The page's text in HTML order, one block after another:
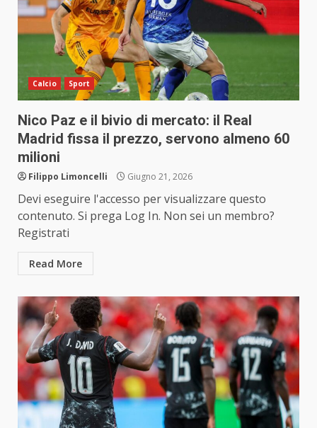
Calcio Sport
Nico Paz e il bivio di mercato: il Real
Madrid fissa il prezzo, servono almeno 60
milioni
Filippo Limoncelli Giugno 21, 2026
Devi eseguire l'accesso per visualizzare questo
contenuto. Si prega Log In. Non sei un membro?
Registrati
Read More